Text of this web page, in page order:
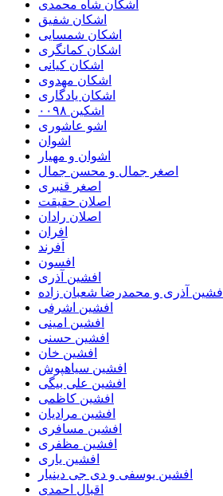
اشکان شاه محمدی
اشکان شفیق
اشکان شمسایی
اشکان‌ کمانگری
اشکان کیانی
اشکان مهدوی
اشکان یادگاری
اشکین ۰۰۹۸
اشو عاشوری
اشوان
اشوان و مهیار
اصغر جمال و محسن جمال
اصغر قنبری
اصلان حقیقت
اصلان رادان
افران
اَفرند
افسون
افشین آذری
افشین آذری و محمدرضا شعبان زاده
افشین اشرفی
افشین امینی
افشین حسنی
افشین خان
افشین سیاهپوش
افشین علی بیگی
افشین کاظمی
افشین مرادیان
افشین مسافری
افشین مظفری
افشین یاری
افشین یوسفی و دی جی دینیار
اقبال احمدی